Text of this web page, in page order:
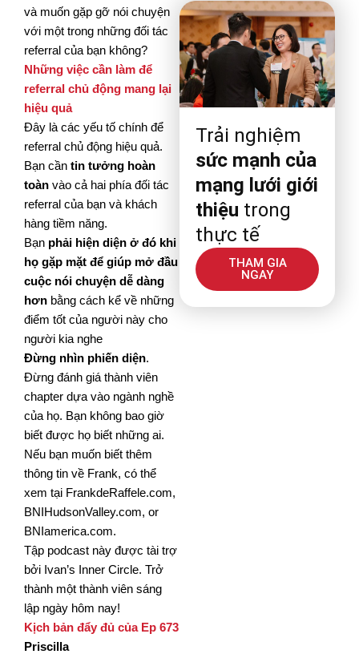
và muốn gặp gỡ nói chuyện
với một trong những đối tác
referral của bạn không?
Những việc cần làm để
referral chủ động mang lại
hiệu quả
Đây là các yếu tố chính để
referral chủ động hiệu quả.
Bạn cần tin tưởng hoàn
toàn vào cả hai phía đối tác
referral của bạn và khách
hàng tiềm năng.
Bạn phải hiện diện ở đó khi
họ gặp mặt để giúp mở đầu
cuộc nói chuyện dễ dàng
hơn bằng cách kể về những
điểm tốt của người này cho
người kia nghe
Đừng nhìn phiến diện.
Đừng đánh giá thành viên
chapter dựa vào ngành nghề
của họ. Bạn không bao giờ
biết được họ biết những ai.
Nếu bạn muốn biết thêm
thông tin về Frank, có thể
xem tại FrankdeRaffele.com,
BNIHudsonValley.com, or
BNIamerica.com.
Tập podcast này được tài trợ
bởi Ivan’s Inner Circle. Trở
thành một thành viên sáng
lập ngày hôm nay!
Kịch bản đẩy đủ của Ep 673
Priscilla
Trải nghiệm
sức mạnh của
mạng lưới giới
thiệu trong
thực tế
THAM GIA
NGAY